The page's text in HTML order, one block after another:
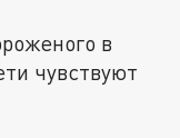
в
чувствуют